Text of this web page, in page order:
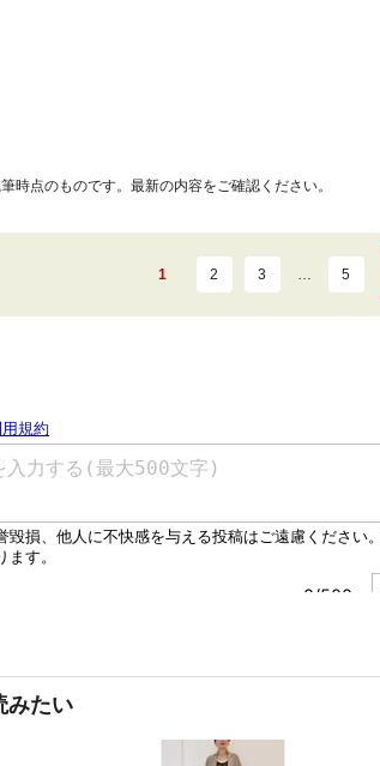
時点のものです。最新の内容をご確認ください。
1 2 3 … 5
みたい